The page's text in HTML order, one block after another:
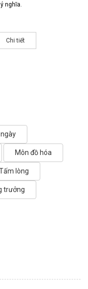
nghĩa.
Chi tiết
Môn đồ hóa
lòng
trưởng